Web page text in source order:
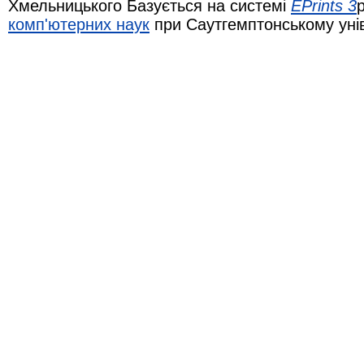
Хмельницького Базується на системі EPrints 3
комп'ютерних наук при Саутгемптонському